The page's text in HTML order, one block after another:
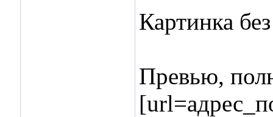
Картинка
Превью,